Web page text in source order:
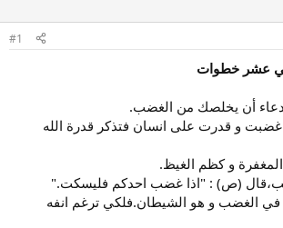
ب
ء
#1
عشر خطوات
غضبت و قدرت على انسان فتذكر قدرة الله
الغضب و هو الشيطان.فلكي ترغم انفه